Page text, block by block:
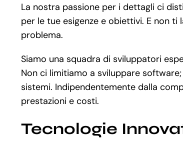
La nostra passione per i dettagli ci
per le tue esigenze e obiettivi. E non
problema.
Siamo una squadra di sviluppatori
Non ci limitiamo a sviluppare
sistemi. Indipendentemente dalla
prestazioni e costi.
Tecnologie